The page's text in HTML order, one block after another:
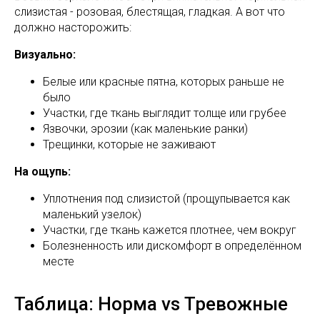
слизистая - розовая, блестящая, гладкая. А вот что
должно насторожить:
Визуально:
Белые или красные пятна, которых раньше не
было
Участки, где ткань выглядит толще или грубее
Язвочки, эрозии (как маленькие ранки)
Трещинки, которые не заживают
На ощупь:
Уплотнения под слизистой (прощупывается как
маленький узелок)
Участки, где ткань кажется плотнее, чем вокруг
Болезненность или дискомфорт в определённом
месте
Таблица: Норма vs Тревожные